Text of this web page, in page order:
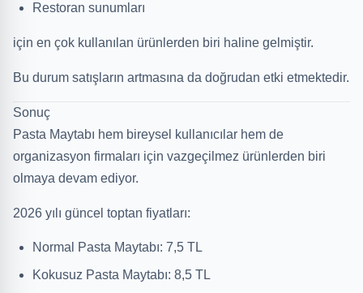
Restoran sunumları
için en çok kullanılan ürünlerden biri haline gelmiştir.
Bu durum satışların artmasına da doğrudan etki etmektedir.
Sonuç
Pasta Maytabı hem bireysel kullanıcılar hem de
organizasyon firmaları için vazgeçilmez ürünlerden biri
olmaya devam ediyor.
2026 yılı güncel toptan fiyatları:
Normal Pasta Maytabı: 7,5 TL
Kokusuz Pasta Maytabı: 8,5 TL